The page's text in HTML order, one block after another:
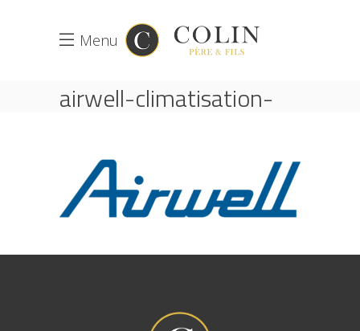
Menu
airwell-climatisation-
ACCUEIL CLIMATISATION
AIRWELL-CLIMATISATION-POMPE-A-CHALEUR-
DRV